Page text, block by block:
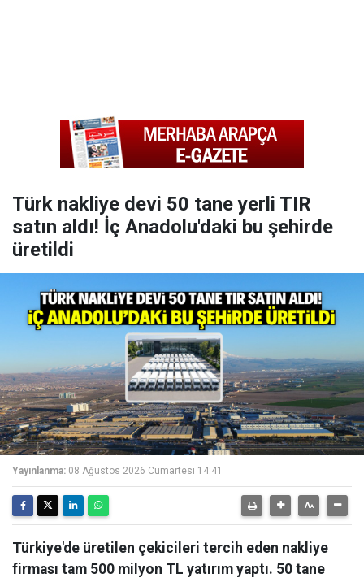
Türk nakliye devi 50 tane yerli TIR
satın aldı! İç Anadolu'daki bu şehirde
üretildi
Yayınlanma: 08 Ağustos 2026 Cumartesi 14:41
Türkiye'de üretilen çekicileri tercih eden nakliye
firması tam 500 milyon TL yatırım yaptı. 50 tane